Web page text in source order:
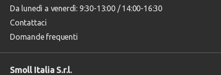
Da lunedì a venerdì: 9:30-13:00 / 14:00-16:30
Contattaci
Domande frequenti
Smoll Italia S.r.l.